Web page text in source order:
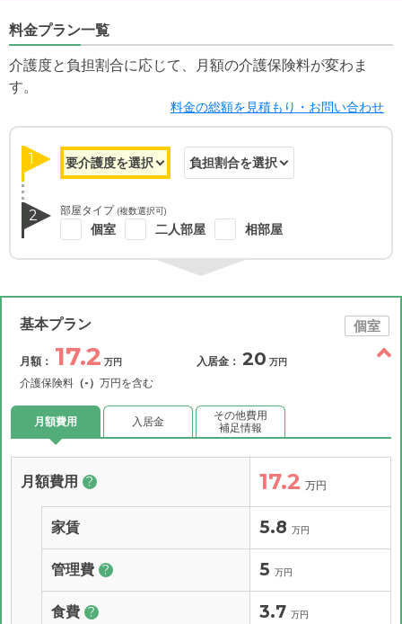
料金プラン一覧
介護度と負担割合に応じて、月額の介護保険料が変わま
す。
料金の総額を見積もり・お問い合わせ
1
2 部屋タイプ (複数選択可)
個室 二人部屋 相部屋
基本プラン 個室
月額： 17.2 万円
介護保険料 （-） 万円を含む
入居金： 20 万円
月額費用 入居金
その他費用
補足情報
月額費用 ? 17.2 万円
家賃 5.8 万円
管理費 ? 5 万円
食費 ? 3.7 万円